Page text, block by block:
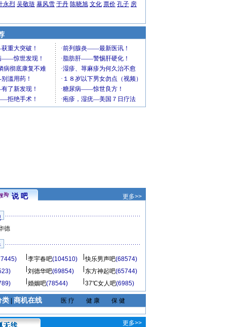
永烈 吴敬琏 暴风雪 于丹 陈晓旭 文化 票价 孔子 房
说 吧 更多>>
德
李宇春吧(104510) 快乐男声吧(68574)
刘德华吧(69854) 东方神起吧(65744)
婚姻吧(78544) 37℃女人吧(6985)
类| 商机在线 医 疗 健 康 保 健
更多>>